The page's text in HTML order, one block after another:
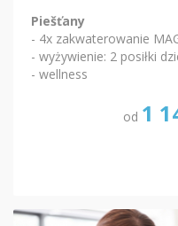
Piešťany
- 4x zakwaterowanie
- wyżywienie: 2 posiłki
- wellness
od 1